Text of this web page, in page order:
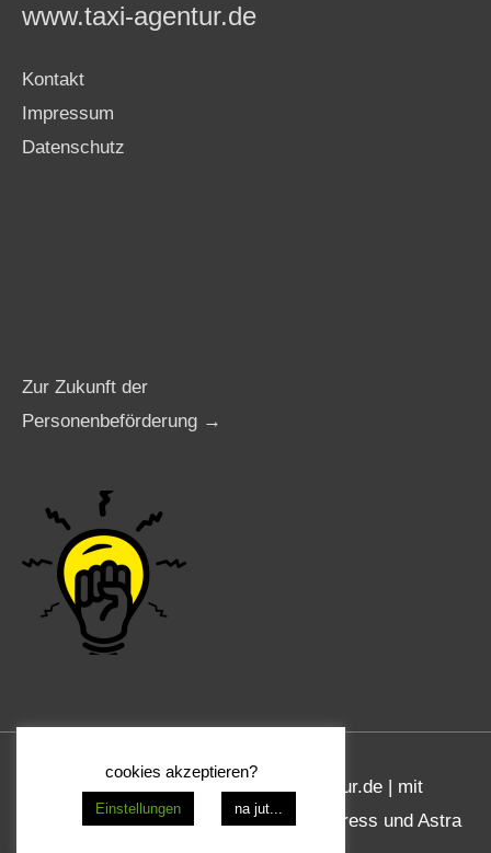
www.taxi-agentur.de
Kontakt
Impressum
Datenschutz
Zur Zukunft der
Personenbeförderung →
Copyright © 2026 www.taxi-agentur.de | mit
freundlicher Unterstützung von Wordpress und Astra
cookies akzeptieren?
Einstellungen na jut...